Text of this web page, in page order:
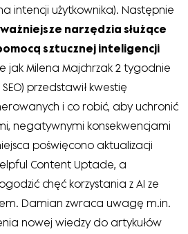
intencji użytkownika). Następnie
narzędzia służące
sztucznej inteligencji
jak Milena Majchrzak 2 tygodnie
przedstawił kwestię
i co robić, aby uchronić
negatywnymi konsekwencjami
poświęcono aktualizacji
Content Uptade, a
chęć korzystania z AI ze
Damian zwraca uwagę m.in.
nowej wiedzy do artykułów